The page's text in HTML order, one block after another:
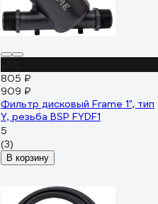
805 ₽
909 ₽
Фильтр дисковый Frame 1", тип
Y, резьба BSP FYDF1
5
(3)
В корзину